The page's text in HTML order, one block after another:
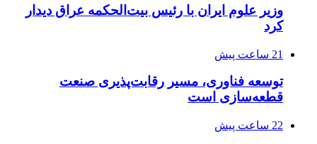
وزیر علوم ایران با رئیس بیت‌الحکمه عراق دیدار
کرد
21 ساعت پیش
توسعه فناوری، مسیر رقابت‌پذیری صنعت
قطعه‌سازی است
22 ساعت پیش